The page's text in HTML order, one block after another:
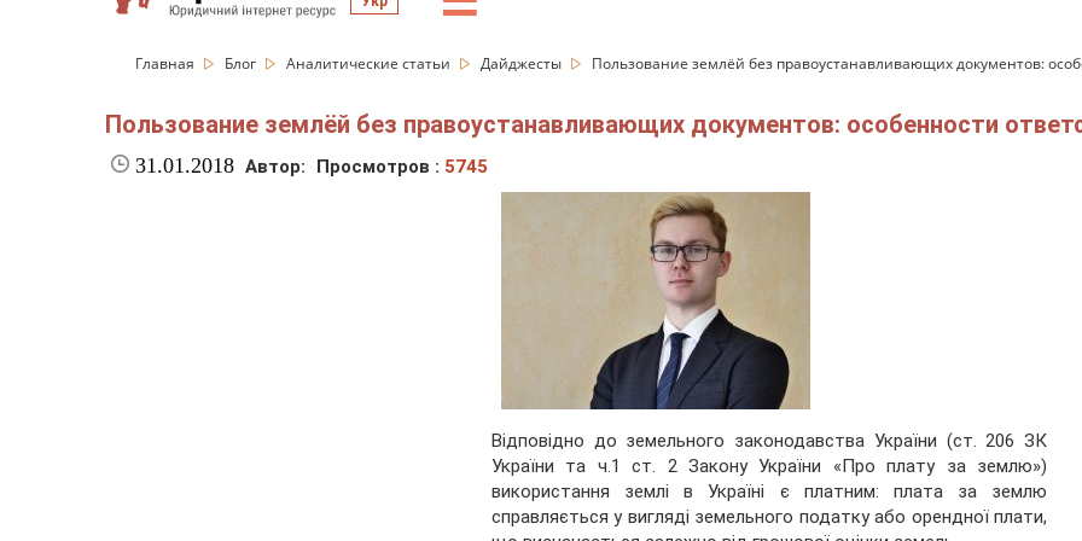
Главная Блог Аналитические статьи Дайджесты Пользование землёй без правоустанавливающих документов:
Пользование землёй без правоустанавливающих документов: особенности
31.01.2018 Автор: Просмотров : 5745
Відповідно до земельного законодавства України (ст. 206 ЗК
України та ч.1 ст. 2 Закону України «Про плату за землю»)
використання землі в Україні є платним: плата за землю
справляється у вигляді земельного податку або орендної плати,